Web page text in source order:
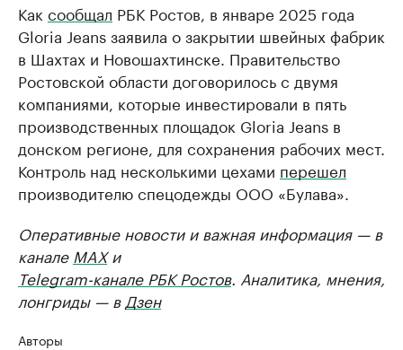
Как сообщал РБК Ростов, в январе 2025 года
Gloria Jeans заявила о закрытии швейных фабрик
в Шахтах и Новошахтинске. Правительство
Ростовской области договорилось с двумя
компаниями, которые инвестировали в пять
производственных площадок Gloria Jeans в
донском регионе, для сохранения рабочих мест.
Контроль над несколькими цехами перешел
производителю спецодежды ООО «Булава».
Оперативные новости и важная информация — в
канале MAXи
Telegram-канале РБК Ростов. Аналитика, мнения,
лонгриды — в Дзен
Авторы